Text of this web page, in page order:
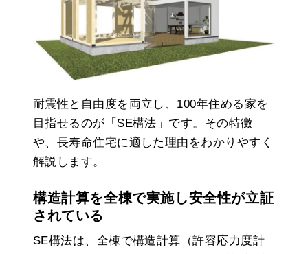
耐震性と自由度を両立し、100年住める家を
目指せるのが「SE構法」です。その特徴
や、長寿命住宅に適した理由をわかりやすく
解説します。
構造計算を全棟で実施し安全性が立証
されている
SE構法は、全棟で構造計算（許容応力度計